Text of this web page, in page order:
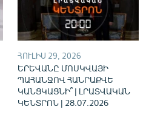
ՀՈՒԼԻՍ 29, 2026
ԵՐԵՎԱՆԸ ՄՈՍԿՎԱՅԻ
ՊԱՀԱՆՋՈՎ ՀԱՆՐԱՔՎԵ
ԿԱՆՑԿԱՑՆԻ՞ | ԼՐԱՏՎԱԿԱՆ
ԿԵՆՏՐՈՆ | 28.07.2026